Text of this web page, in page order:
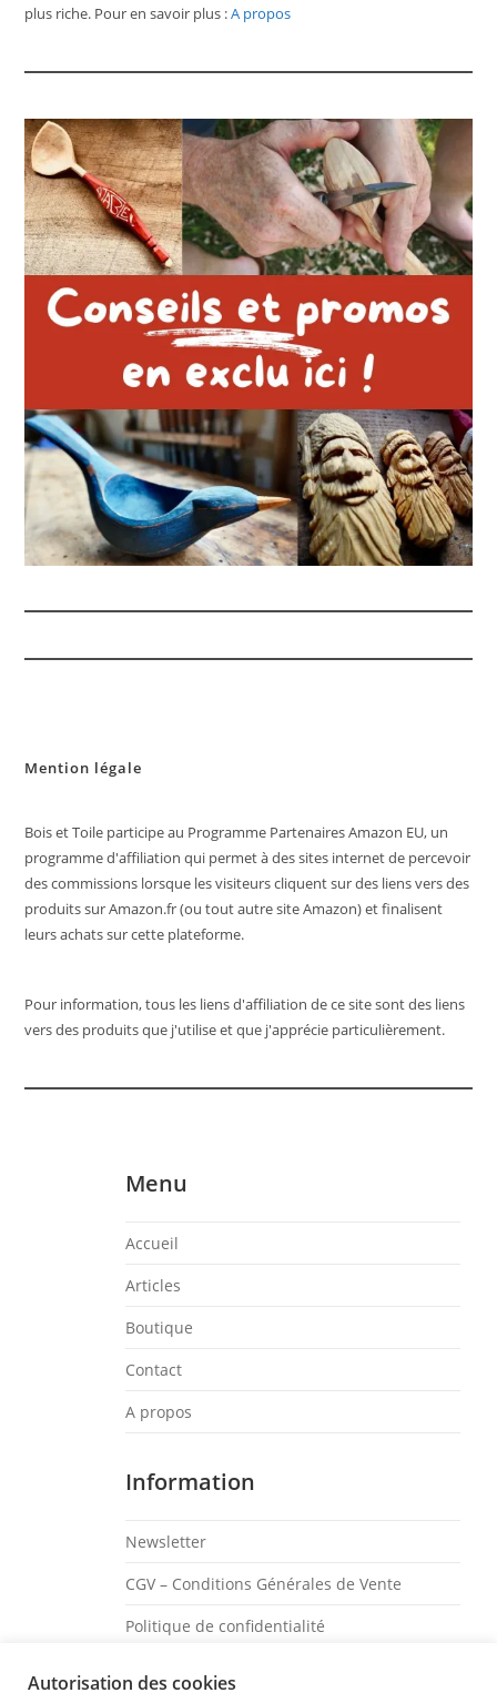
plus riche. Pour en savoir plus :A propos
Mention légale
Bois et Toile participe au Programme Partenaires Amazon EU, un
programme d'affiliation qui permet à des sites internet de percevoir
des commissions lorsque les visiteurs cliquent sur des liens vers des
produits sur Amazon.fr (ou tout autre site Amazon) et finalisent
leurs achats sur cette plateforme.
Pour information, tous les liens d'affiliation de ce site sont des liens
vers des produits que j'utilise et que j'apprécie particulièrement.
Menu
Accueil
Articles
Boutique
Contact
A propos
Information
Newsletter
CGV – Conditions Générales de Vente
Politique de confidentialité
Autorisation des cookies